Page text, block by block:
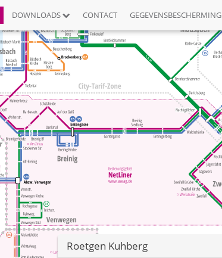
DOWNLOADS CONTACT GEGEVENSBESCHERMING
Roetgen Kuhberg